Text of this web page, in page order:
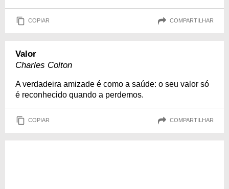
COPIAR COMPARTILHAR
Valor
Charles Colton
A verdadeira amizade é como a saúde: o seu valor só
é reconhecido quando a perdemos.
COPIAR COMPARTILHAR